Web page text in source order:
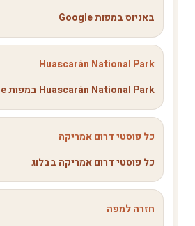
באניוס במפות Google
Huascarán National Park
Huascarán National Park במפות Google
כל פוסטי דרום אמריקה
כל פוסטי דרום אמריקה בבלוג
חזרה למפה